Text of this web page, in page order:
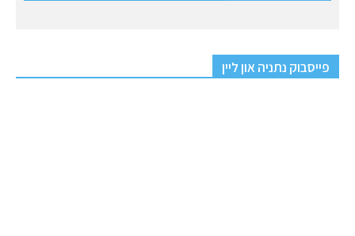
פייסבוק נתניה און ליין